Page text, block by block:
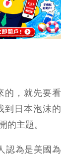
的，就先要看
到日本泡沫的
的主題。
認為是美國為